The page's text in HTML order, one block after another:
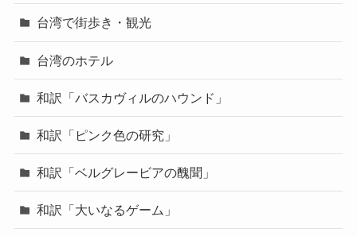
台湾で街歩き・観光
台湾のホテル
和訳「バスカヴィルのハウンド」
和訳「ピンク色の研究」
和訳「ベルグレービアの醜聞」
和訳「大いなるゲーム」